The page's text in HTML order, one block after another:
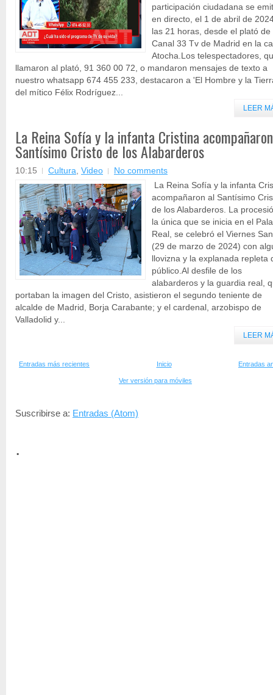
participación ciudadana se
en directo, el 1 de abril de
las 21 horas, desde el plató de
Canal 33 Tv de Madrid en la
Atocha.Los telespectadores,
llamaron al plató, 91 360 00 72, o mandaron mensajes de texto a
nuestro whatsapp 674 455 233, destacaron a 'El Hombre y la
del mítico Félix Rodríguez...
LEER
La Reina Sofía y la infanta Cristina
Santísimo Cristo de los Alabarderos
10:15 Cultura, Video
No comments
La Reina Sofía y la infanta
acompañaron al Santísimo
de los Alabarderos. La
la única que se inicia en el
Real, se celebró el Viernes
(29 de marzo de 2024) con
llovizna y la explanada repleta
público.Al desfile de los
alabarderos y la guardia real,
portaban la imagen del Cristo, asistieron el segundo teniente de
alcalde de Madrid, Borja Carabante; y el cardenal, arzobispo de
Valladolid y...
LEER
Entradas más recientes Entradas
Inicio
Ver versión para móviles
Suscribirse a: Entradas (Atom)
.